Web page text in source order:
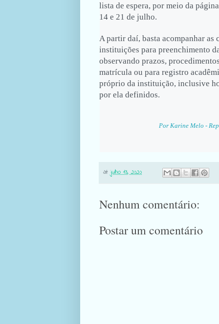
lista de espera, por meio da
14 e 21 de julho.
A partir daí, basta acompanhar as
instituições para preenchimento
observando prazos,
matrícula ou para registro
próprio da instituição, inclusive
por ela definidos.
Por Karine Melo -
atjulho 13, 2020
Nenhum comentário:
Postar um comentário